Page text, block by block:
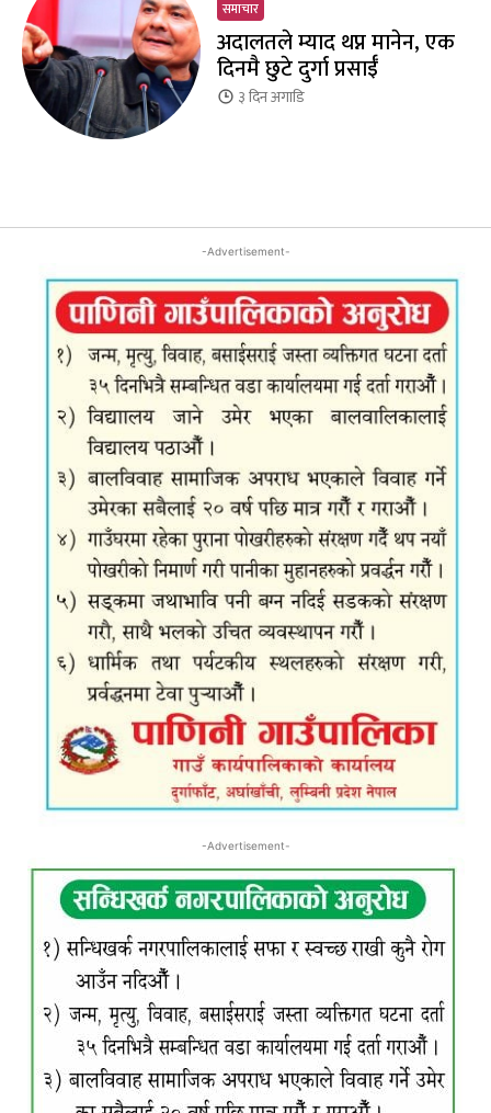
समाचार
अदालतले म्याद थप्न मानेन, एक
दिनमै छुटे दुर्गा प्रसाईँ
३ दिनअगाडि
-Advertisement-
-Advertisement-